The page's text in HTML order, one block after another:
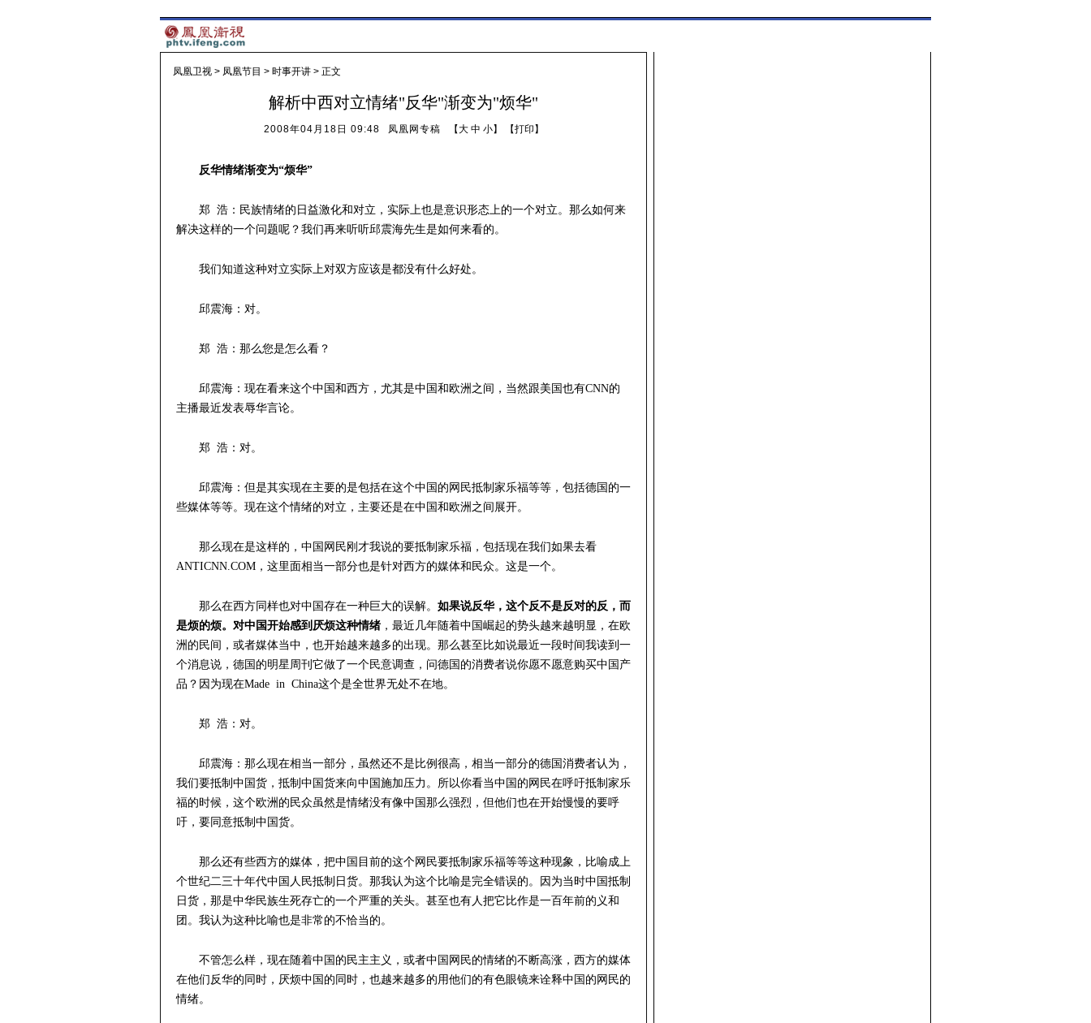
凤凰卫视 > 凤凰节目 > 时事开讲 > 正文
解析中西对立情绪"反华"渐变为"烦华"
2008年04月18日 09:48 凤凰网专稿 【大 中 小】 【打印 】
反华情绪渐变为“烦华”
郑 浩：民族情绪的日益激化和对立，实际上也是意识形态上的一个对立。那么如何来
解决这样的一个问题呢？我们再来听听邱震海先生是如何来看的。
我们知道这种对立实际上对双方应该是都没有什么好处。
邱震海：对。
郑 浩：那么您是怎么看？
邱震海：现在看来这个中国和西方，尤其是中国和欧洲之间，当然跟美国也有CNN的
主播最近发表辱华言论。
郑 浩：对。
邱震海：但是其实现在主要的是包括在这个中国的网民抵制家乐福等等，包括德国的一
些媒体等等。现在这个情绪的对立，主要还是在中国和欧洲之间展开。
那么现在是这样的，中国网民刚才我说的要抵制家乐福，包括现在我们如果去看
ANTICNN.COM，这里面相当一部分也是针对西方的媒体和民众。这是一个。
那么在西方同样也对中国存在一种巨大的误解。 如果说反华，这个反不是反对的反，而
是烦的烦。对中国开始感到厌烦这种情绪 ，最近几年随着中国崛起的势头越来越明显，在欧
洲的民间，或者媒体当中，也开始越来越多的出现。那么甚至比如说最近一段时间我读到一
个消息说，德国的明星周刊它做了一个民意调查，问德国的消费者说你愿不愿意购买中国产
品？因为现在Made in China这个是全世界无处不在地。
郑 浩：对。
邱震海：那么现在相当一部分，虽然还不是比例很高，相当一部分的德国消费者认为，
我们要抵制中国货，抵制中国货来向中国施加压力。所以你看当中国的网民在呼吁抵制家乐
福的时候，这个欧洲的民众虽然是情绪没有像中国那么强烈，但他们也在开始慢慢的要呼
吁，要同意抵制中国货。
那么还有些西方的媒体，把中国目前的这个网民要抵制家乐福等等这种现象，比喻成上
个世纪二三十年代中国人民抵制日货。那我认为这个比喻是完全错误的。因为当时中国抵制
日货，那是中华民族生死存亡的一个严重的关头。甚至也有人把它比作是一百年前的义和
团。我认为这种比喻也是非常的不恰当的。
不管怎么样，现在随着中国的民主主义，或者中国网民的情绪的不断高涨，西方的媒体
在他们反华的同时，厌烦中国的同时，也越来越多的用他们的有色眼镜来诠释中国的网民的
情绪。